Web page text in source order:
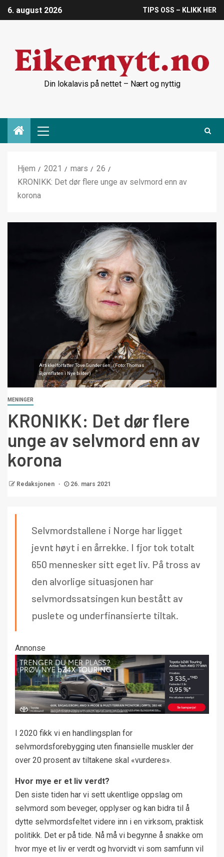
6. august 2026 TIPS OSS – KLIKK HER
Din lokalavis på nettet – Nært og nyttig
Hjem 2021 mars
26
KRONIKK: Det dør flere unge av selvmord enn av
korona
Artikkelforfatter Tove Gundersen. (Foto: Thomas
Bjørnflaten i Nye bilder)
MENINGER
KRONIKK: Det dør flere
unge av selvmord enn av
korona
Redaksjonen 26. mars 2021
Selvmordstallene i Norge har ligget
jevnt høyt i en årrekke. I fjor tok totalt
650 mennesker sitt eget liv. På tross av
den alvorlige situasjonen har
selvmordssatsingen kun bestått av
puslete og underfinansierte tiltak.
Annonse
I 2020 fikk vi en handlingsplan for
selvmordsforebygging uten finansielle muskler der
over 20 prosent av tiltakene skal «vurderes».
Hvor mye er et liv verdt?
Den siste tiden har vi sett ukentlige oppslag om
selvmord som beveger, opplyser og kan bidra til å
dytte selvmordsfeltet videre inn i en virksom, praktisk
politikk. Det er på tide. Nå må vi begynne å snakke om
hvor mye et liv er verdt og hvorvidt vi som samfunn vil